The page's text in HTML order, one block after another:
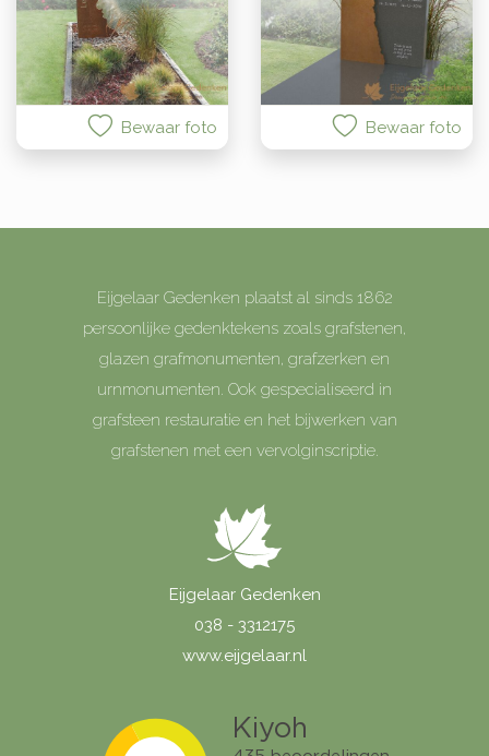
Bewaar foto Bewaar foto
Eijgelaar Gedenken plaatst al sinds 1862
persoonlijke gedenktekens zoals grafstenen,
glazen grafmonumenten, grafzerken en
urnmonumenten. Ook gespecialiseerd in
grafsteen restauratie en het bijwerken van
grafstenen met een vervolginscriptie.
Eijgelaar Gedenken
038 - 3312175
www.eijgelaar.nl